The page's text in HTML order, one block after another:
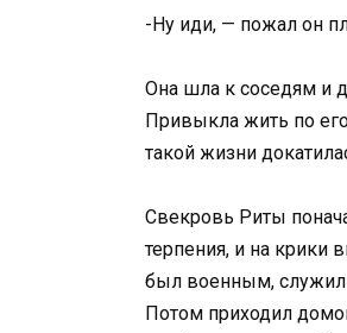
-Ну иди, — пожал он
Она шла к соседям и
Привыкла жить по
такой жизни
Свекровь Риты
терпения, и на крики
был военным, служил
Потом приходил